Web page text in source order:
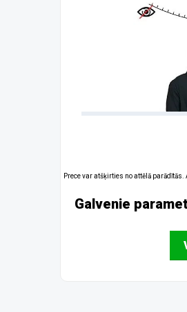
Prece var atšķirties no attēlā
Galvenie